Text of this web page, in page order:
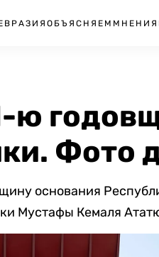
ОБЪЯСНЯЕМ МНЕНИЯ
ю
Фото
основания
Мустафы Кемаля